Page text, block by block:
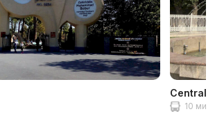
Central
10 мин